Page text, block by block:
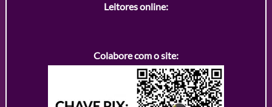
Leitores online:
Colabore com o site: